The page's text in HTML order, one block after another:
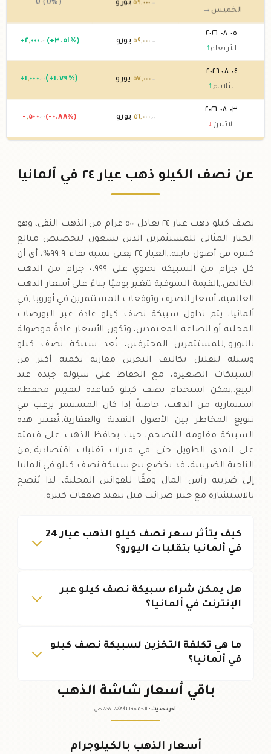
الخميس →
٥٩,٠٠٠ يورو 0 (0%)
٠٥-٠٨-٢٠٢٦
الأربعاء↑
٥٩,٠٠٠ .٠٠ يورو +٢,٠٠٠ .٠٠ (+٣.٥١%)
٠٤-٠٨-٢٠٢٦
الثلاثاء ↑
٥٧,٠٠٠ .٠٠ يورو +١,٠٠٠ .٠٠ (+١.٧٩%)
٠٣-٠٨-٢٠٢٦
الاثنين ↓
٥٦,٠٠٠ .٠٠ يورو - ,٥٠٠ .٠٠ (-٠.٨٨%)
٥٦,٥٠٠.٠٠ يورو
عن نصف الكيلو ذهب عيار ٢٤ في ألمانيا
نصف كيلو ذهب عيار ٢٤ يعادل ٥٠٠ غرام من الذهب النقي، وهو
الخيار المثالي للمستثمرين الذين يسعون لتخصيص مبالغ
كبيرة في أصول ثابتة.,العيار ٢٤ يعني نسبة نقاء ٩٩.٩%، أي أن
كل جرام من السبيكة يحتوي على ٠.٩٩٩ جرام من الذهب
الخالص.,القيمة السوقية تتغير يوميًا بناءً على أسعار الذهب
العالمية، أسعار الصرف وتوقعات المستثمرين في أوروبا.,في
ألمانيا، يتم تداول سبيكة نصف كيلو عادة عبر البورصات
المحلية أو الصاغة المعتمدين، وتكون الأسعار عادةً موصولة
باليورو.,للمستثمرين المحترفين، تُعد سبيكة نصف كيلو
وسيلة لتقليل تكاليف التخزين مقارنة بكمية أكبر من
السبيكات الصغيرة، مع الحفاظ على سيولة جيدة عند
البيع.,يمكن استخدام نصف كيلو كقاعدة لتقييم محفظة
استثمارية من الذهب، خاصةً إذا كان المستثمر يرغب في
تنويع المخاطر بين الأصول النقدية والعقارية.,تُعتبر هذه
السبيكة مقاومة للتضخم، حيث يحافظ الذهب على قيمته
على المدى الطويل حتى في فترات تقلبات اقتصادية.,من
الناحية الضريبية، قد يخضع بيع سبيكة نصف كيلو في ألمانيا
إلى ضريبة رأس المال وفقًا للقوانين المحلية، لذا يُنصح
بالاستشارة مع خبير ضرائب قبل تنفيذ صفقات كبيرة.
كيف يتأثر سعر نصف كيلو الذهب عيار 24
في ألمانيا بتقلبات اليورو؟
هل يمكن شراء سبيكة نصف كيلو عبر
الإنترنت في ألمانيا؟
ما هي تكلفة التخزين لسبيكة نصف كيلو
في ألمانيا؟
باقي أسعار شاشة الذهب
آخر تحديث : الجمعة ٠٧ /٠٨/٢٠٢٦ - ٠٧:٠٥ ص
أسعار الذهب بالكيلوجرام